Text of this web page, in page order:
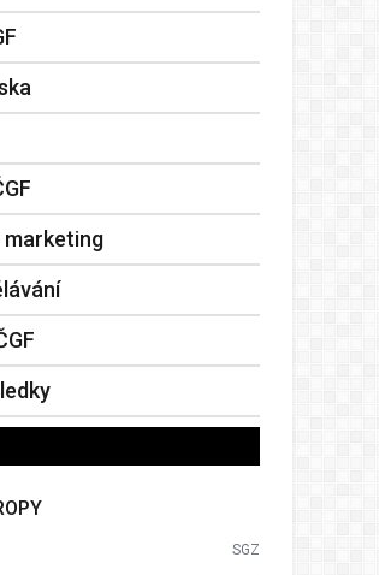
marketing
SGZ